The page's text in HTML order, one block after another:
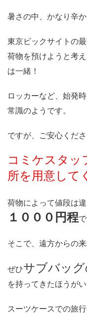
暑さの中、かなり辛か
東京ビックサイトの
荷物を預けようと考
は一緒！
ロッカーなど、始発
常識のようです。
ですが、ご安心くださ
コミケスタッ
所を用意して
荷物によって値段は違
１０００円程で
そこで、遠方からの
ぜひサブバッ
を持ってきたほうがい
スーツケースでの旅